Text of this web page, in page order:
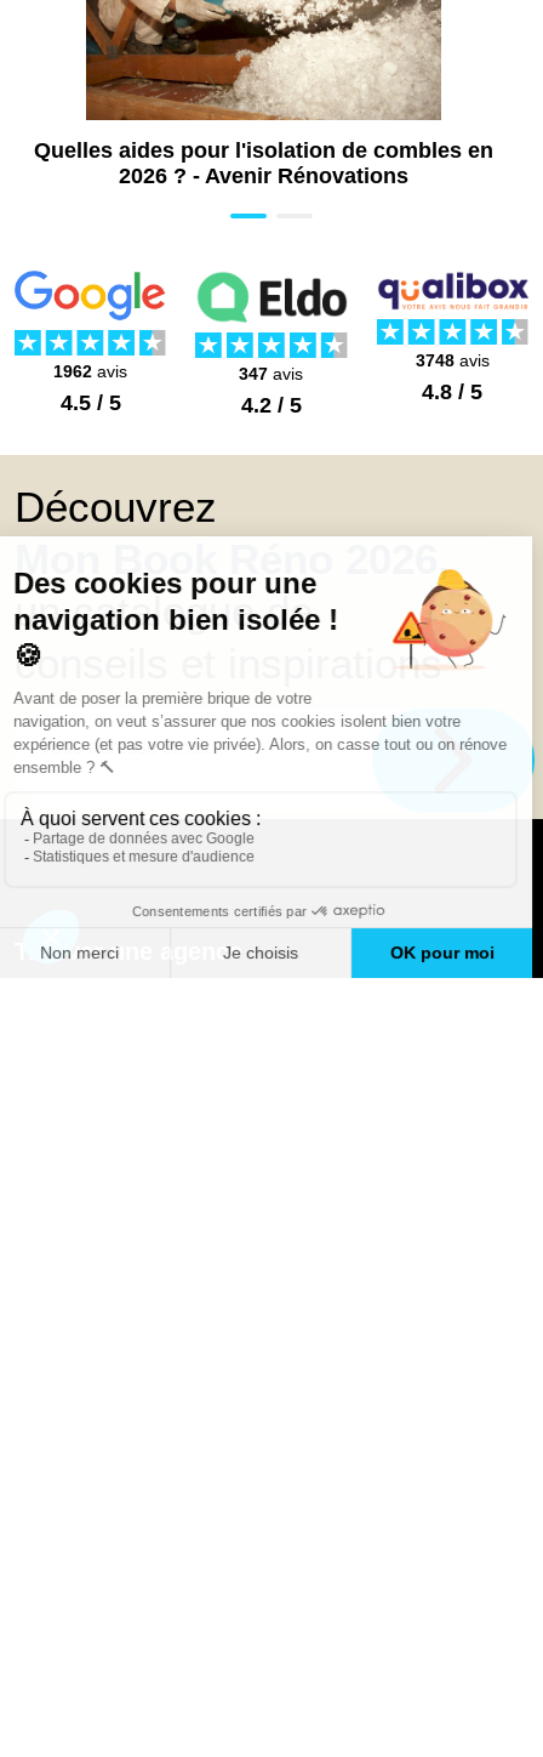
Quelles aides pour l'isolation de combles en
2026 ? - Avenir Rénovations
1962 avis
4.5 / 5
347 avis
4.2 / 5
3748avis
4.8 / 5
Découvrez
Mon Book Réno 2026,
un catalogue de
conseils et inspirations
Trouver une agence